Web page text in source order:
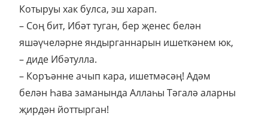
Котыруы хак булса, эш харап.
– Соң бит, Ибәт туган, бер җенес белән
яшәүчеләрне яндырганнарын ишеткәнем юк,
– диде Ибәтулла.
– Коръәнне ачып кара, ишетмәсәң! Адәм
белән Һава заманында Аллаһы Тәгалә аларны
җирдән йоттырган!